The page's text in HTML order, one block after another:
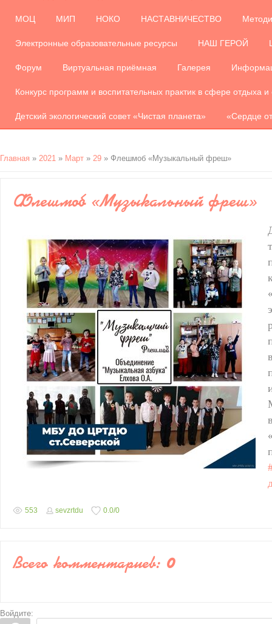
МОЦ МИП НОКО НАСТАВНИЧЕСТВО
Электронные образовательные ресурсы НАШ ГЕРОЙ
Форум Виртуальная приёмная Галерея
Конкурс программ и воспитательных практик в сфере отдыха
Детский экологический совет «Чистая планета» «Сердце
Главная » 2021 » Март » 29 » Флешмоб «Музыкальный фреш»
Флешмоб «Музыкальный фреш»
553 sevzrtdu 0.0/0
Всего комментариев: 0
Войдите: